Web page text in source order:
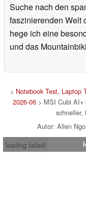
Suche nach den
faszinierenden Welt
hege ich eine
und das
> Notebook Test, Laptop
2026-06 > MSI Cubi AI+
schneller,
Autor: Allen
loading failed!